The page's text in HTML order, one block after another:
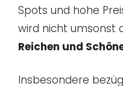
Spots und hohe
wird nicht umsonst
Reichen und
Insbesondere